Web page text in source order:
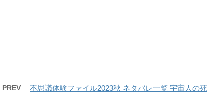
PREV
不思議体験ファイル2023秋 ネタバレ一覧 宇宙人の死